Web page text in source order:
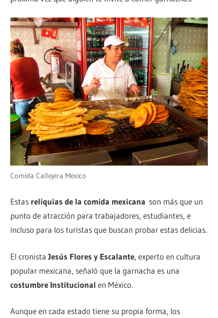
Comida Callejera Mexico
Estas reliquias de la comida mexicana son más que un
punto de atracción para trabajadores, estudiantes, e
incluso para los turistas que buscan probar estas delicias.
El cronistaJesús Flores y Escalante, experto en cultura
popular mexicana, señaló que la garnacha es una
costumbre Institucional en México.
Aunque en cada estado tiene su propia forma, los